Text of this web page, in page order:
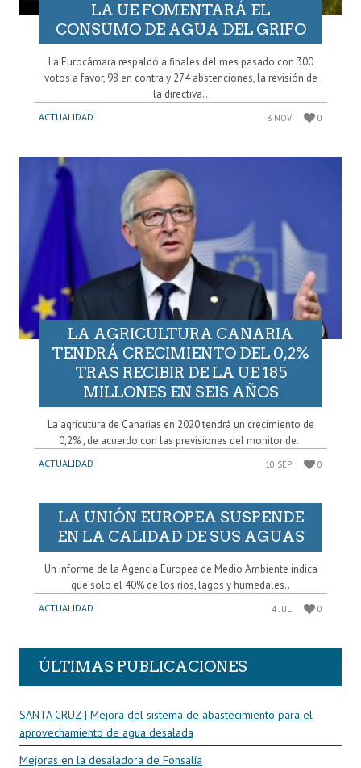
LA UE FOMENTARÁ EL
CONSUMO DE AGUA DEL GRIFO
La Eurocámara respaldó a finales del mes pasado con 300
votos a favor, 98 en contra y 274 abstenciones, la revisión de
la directiva..
ACTUALIDAD 8 NOV 0
LA AGRICULTURA CANARIA
TENDRÁ CRECIMIENTO DEL 0,2%
TRAS RECIBIR DE LA UE 185
MILLONES EN SEIS AÑOS
La agricutura de Canarias en 2020 tendrá un crecimiento de
0,2% , de acuerdo con las previsiones del monitor de..
ACTUALIDAD 10 SEP 0
LA UNIÓN EUROPEA SUSPENDE
EN LA CALIDAD DE SUS AGUAS
Un informe de la Agencia Europea de Medio Ambiente indica
que solo el 40% de los ríos, lagos y humedales..
ACTUALIDAD 4 JUL 0
ÚLTIMAS PUBLICACIONES
SANTA CRUZ | Mejora del sistema de abastecimiento para el
aprovechamiento de agua desalada
Mejoras en la desaladora de Fonsalía